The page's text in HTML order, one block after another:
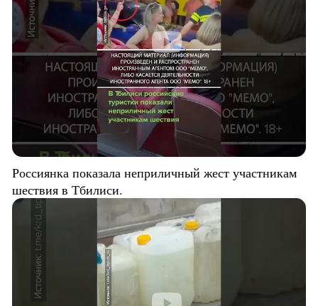
Россиянка показала неприличный жест участникам
шествия в Тбилиси.